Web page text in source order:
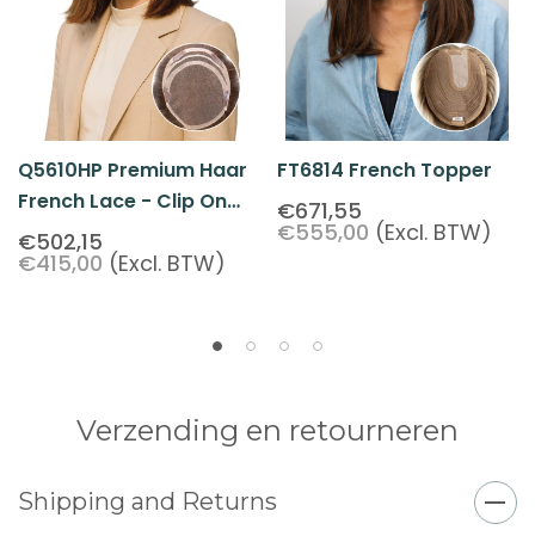
Q5610HP Premium Haar
French Lace - Clip On
Topper
€502,15
€415,00 (Excl. BTW)
FT6814 French Topper
€671,55
€555,00 (Excl. BTW)
Verzending en retourneren
Shipping and Returns